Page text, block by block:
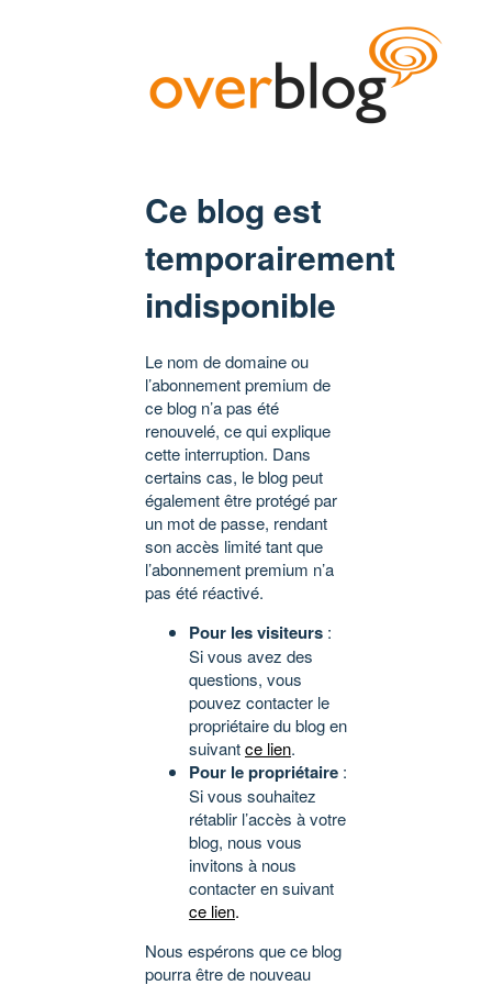
Ce blog est
temporairement
indisponible
Le nom de domaine ou
l’abonnement premium de
ce blog n’a pas été
renouvelé, ce qui explique
cette interruption. Dans
certains cas, le blog peut
également être protégé par
un mot de passe, rendant
son accès limité tant que
l’abonnement premium n’a
pas été réactivé.
Pour les visiteurs :
Si vous avez des
questions, vous
pouvez contacter le
propriétaire du blog en
suivantce lien.
Pour le propriétaire :
Si vous souhaitez
rétablir l’accès à votre
blog, nous vous
invitons à nous
contacter en suivant
ce lien.
Nous espérons que ce blog
pourra être de nouveau